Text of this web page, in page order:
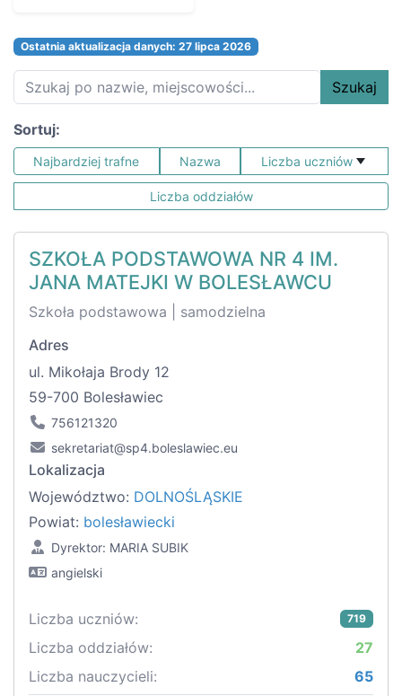
Ostatnia aktualizacja danych: 27 lipca 2026
Szukaj
Sortuj:
Najbardziej trafne Nazwa Liczba uczniów
Liczba oddziałów
SZKOŁA PODSTAWOWA NR 4 IM.
JANA MATEJKI W BOLESŁAWCU
Szkoła podstawowa | samodzielna
Adres
ul. Mikołaja Brody 12
59-700 Bolesławiec
756121320
sekretariat@sp4.boleslawiec.eu
Lokalizacja
Województwo: DOLNOŚLĄSKIE
Powiat: bolesławiecki
Dyrektor: MARIA SUBIK
angielski
Liczba uczniów: 719
Liczba oddziałów:
27
Liczba nauczycieli:
65